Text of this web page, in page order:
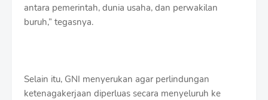
antara pemerintah, dunia usaha, dan perwakilan
buruh,” tegasnya.
Selain itu, GNI menyerukan agar perlindungan
ketenagakerjaan diperluas secara menyeluruh ke